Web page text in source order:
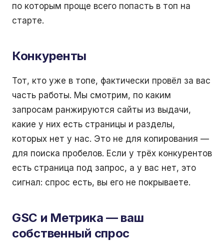
по которым проще всего попасть в топ на
старте.
Конкуренты
Тот, кто уже в топе, фактически провёл за вас
часть работы. Мы смотрим, по каким
запросам ранжируются сайты из выдачи,
какие у них есть страницы и разделы,
которых нет у нас. Это не для копирования —
для поиска пробелов. Если у трёх конкурентов
есть страница под запрос, а у вас нет, это
сигнал: спрос есть, вы его не покрываете.
GSC и Метрика — ваш
собственный спрос